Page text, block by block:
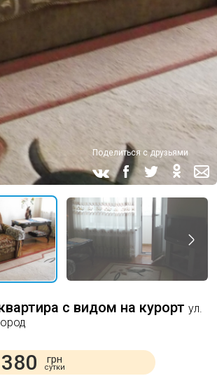
Поделиться с друзьями
с видом на курорт ул.
380 грн
сутки